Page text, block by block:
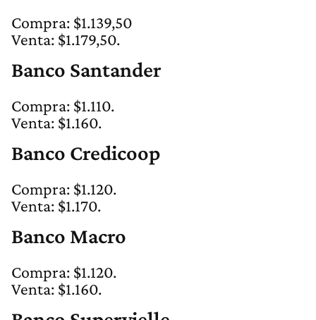
Compra: $1.139,50
Venta: $1.179,50.
Banco Santander
Compra: $1.110.
Venta: $1.160.
Banco Credicoop
Compra: $1.120.
Venta: $1.170.
Banco Macro
Compra: $1.120.
Venta: $1.160.